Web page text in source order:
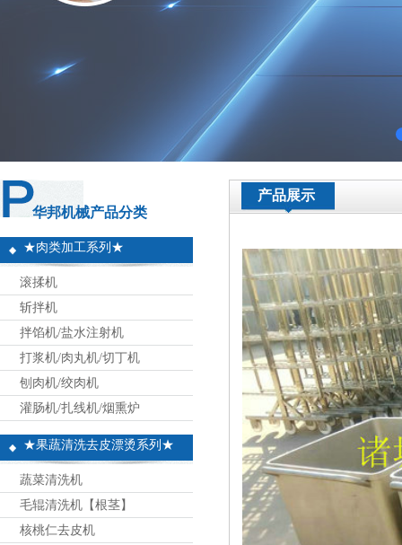
华邦机械产品分类
★肉类加工系列★
滚揉机
斩拌机
拌馅机/盐水注射机
打浆机/肉丸机/切丁机
刨肉机/绞肉机
灌肠机/扎线机/烟熏炉
★果蔬清洗去皮漂烫系列★
蔬菜清洗机
毛辊清洗机【根茎】
核桃仁去皮机
产品展示